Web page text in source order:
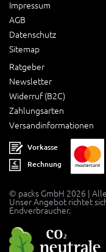
Impressum
AGB
Datenschutz
Sitemap
Ratgeber
Newsletter
Widerruf (B2C)
Zahlungsarten
Versandinformationen
Vorkasse
Rechnung
© packs GmbH 2026 |
Unser Angebot richtet
Endverbraucher.